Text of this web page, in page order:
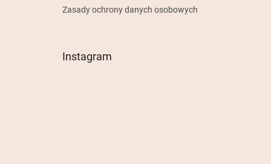
Zasady ochrony danych osobowych
Instagram